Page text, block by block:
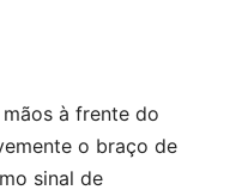
à frente do
o braço de
sinal de